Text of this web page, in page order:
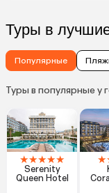
Туры в
Популярные
Туры в популярные у
★★★★★
Serenity
Queen Hotel
★